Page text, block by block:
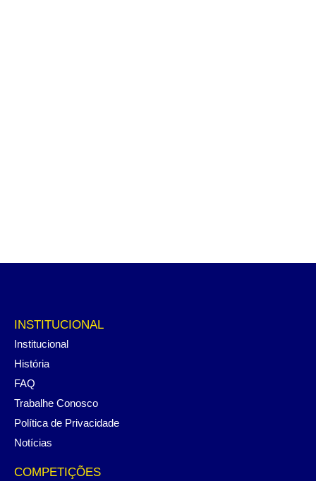
INSTITUCIONAL
Institucional
História
FAQ
Trabalhe Conosco
Política de Privacidade
Notícias
COMPETIÇÕES